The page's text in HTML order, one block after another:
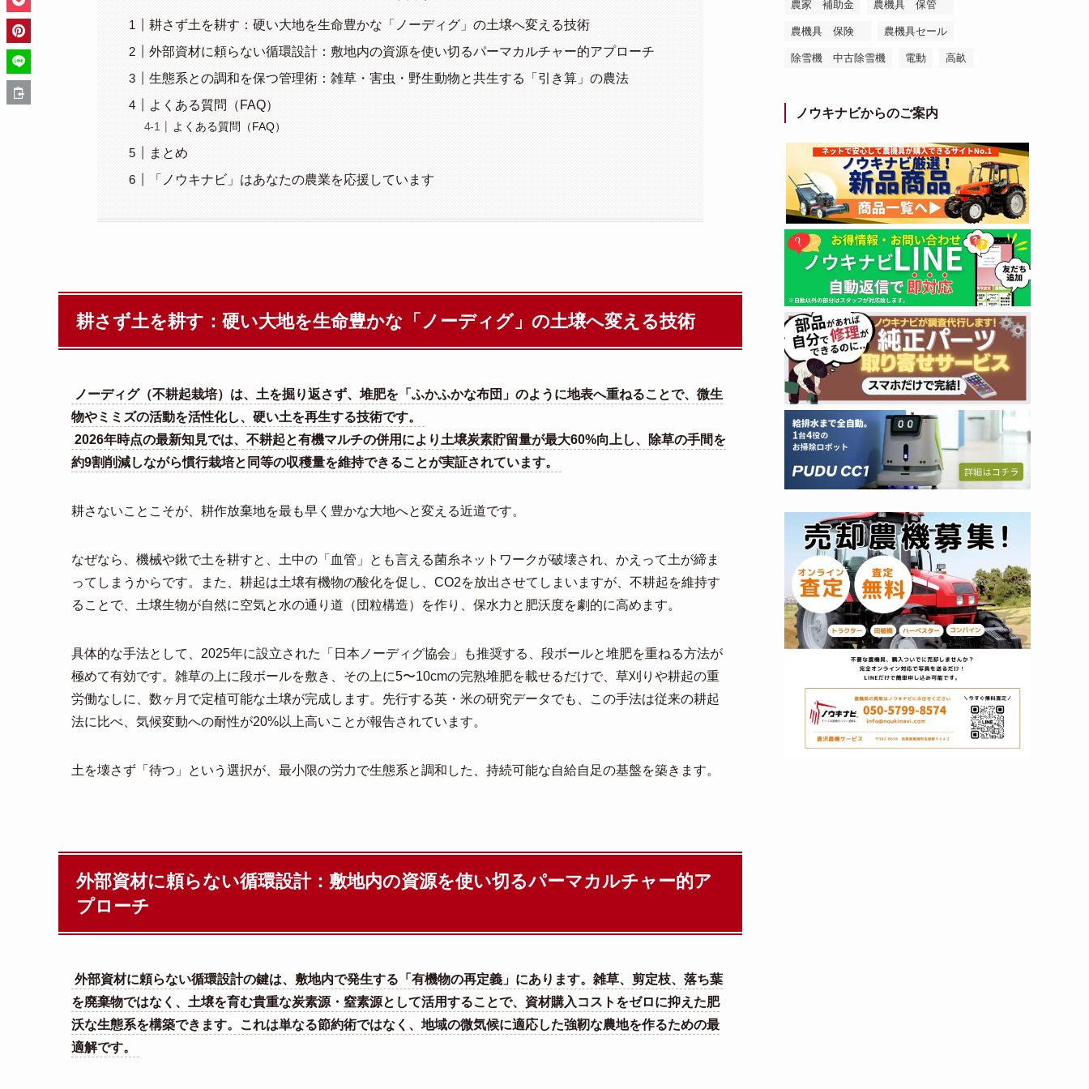
耕さず土を耕す：硬い大地を生命豊かな「ノーディグ」の土壌へ変える技術
外部資材に頼らない循環設計：敷地内の資源を使い切るパーマカルチャー的アプローチ
生態系との調和を保つ管理術：雑草・害虫・野生動物と共生する「引き算」の農法
よくある質問（FAQ）
よくある質問（FAQ）
まとめ
「ノウキナビ」はあなたの農業を応援しています
耕さず土を耕す：硬い大地を生命豊かな「ノーディグ」の土壌へ変える技術
ノーディグ（不耕起栽培）は、土を掘り返さず、堆肥を「ふかふかな布団」のように地表へ重ねることで、微生
物やミミズの活動を活性化し、硬い土を再生する技術です。
2026年時点の最新知見では、不耕起と有機マルチの併用により土壌炭素貯留量が最大60%向上し、除草の手間を
約9割削減しながら慣行栽培と同等の収穫量を維持できることが実証されています。
耕さないことこそが、耕作放棄地を最も早く豊かな大地へと変える近道です。
なぜなら、機械や鍬で土を耕すと、土中の「血管」とも言える菌糸ネットワークが破壊され、かえって土が締ま
ってしまうからです。また、耕起は土壌有機物の酸化を促し、CO2を放出させてしまいますが、不耕起を維持す
ることで、土壌生物が自然に空気と水の通り道（団粒構造）を作り、保水力と肥沃度を劇的に高めます。
具体的な手法として、2025年に設立された「日本ノーディグ協会」も推奨する、段ボールと堆肥を重ねる方法が
極めて有効です。雑草の上に段ボールを敷き、その上に5〜10cmの完熟堆肥を載せるだけで、草刈りや耕起の重
労働なしに、数ヶ月で定植可能な土壌が完成します。先行する英・米の研究データでも、この手法は従来の耕起
法に比べ、気候変動への耐性が20%以上高いことが報告されています。
土を壊さず「待つ」という選択が、最小限の労力で生態系と調和した、持続可能な自給自足の基盤を築きます。
外部資材に頼らない循環設計：敷地内の資源を使い切るパーマカルチャー的ア
プローチ
外部資材に頼らない循環設計の鍵は、敷地内で発生する「有機物の再定義」にあります。雑草、剪定枝、落ち葉
を廃棄物ではなく、土壌を育む貴重な炭素源・窒素源として活用することで、資材購入コストをゼロに抑えた肥
沃な生態系を構築できます。これは単なる節約術ではなく、地域の微気候に適応した強靭な農地を作るための最
適解です。
農家 補助金 農機具 保管
農機具 保険 農機具セール
除雪機 中古除雪機 電動 高畝
ノウキナビからのご案内